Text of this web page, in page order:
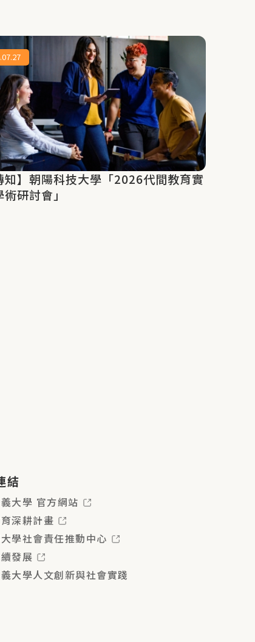
知】朝陽科技大學「2026代間教育實
研討會」
結
大學 官方網站
深耕計畫
學社會責任推動中心
發展
大學人文創新與社會實踐